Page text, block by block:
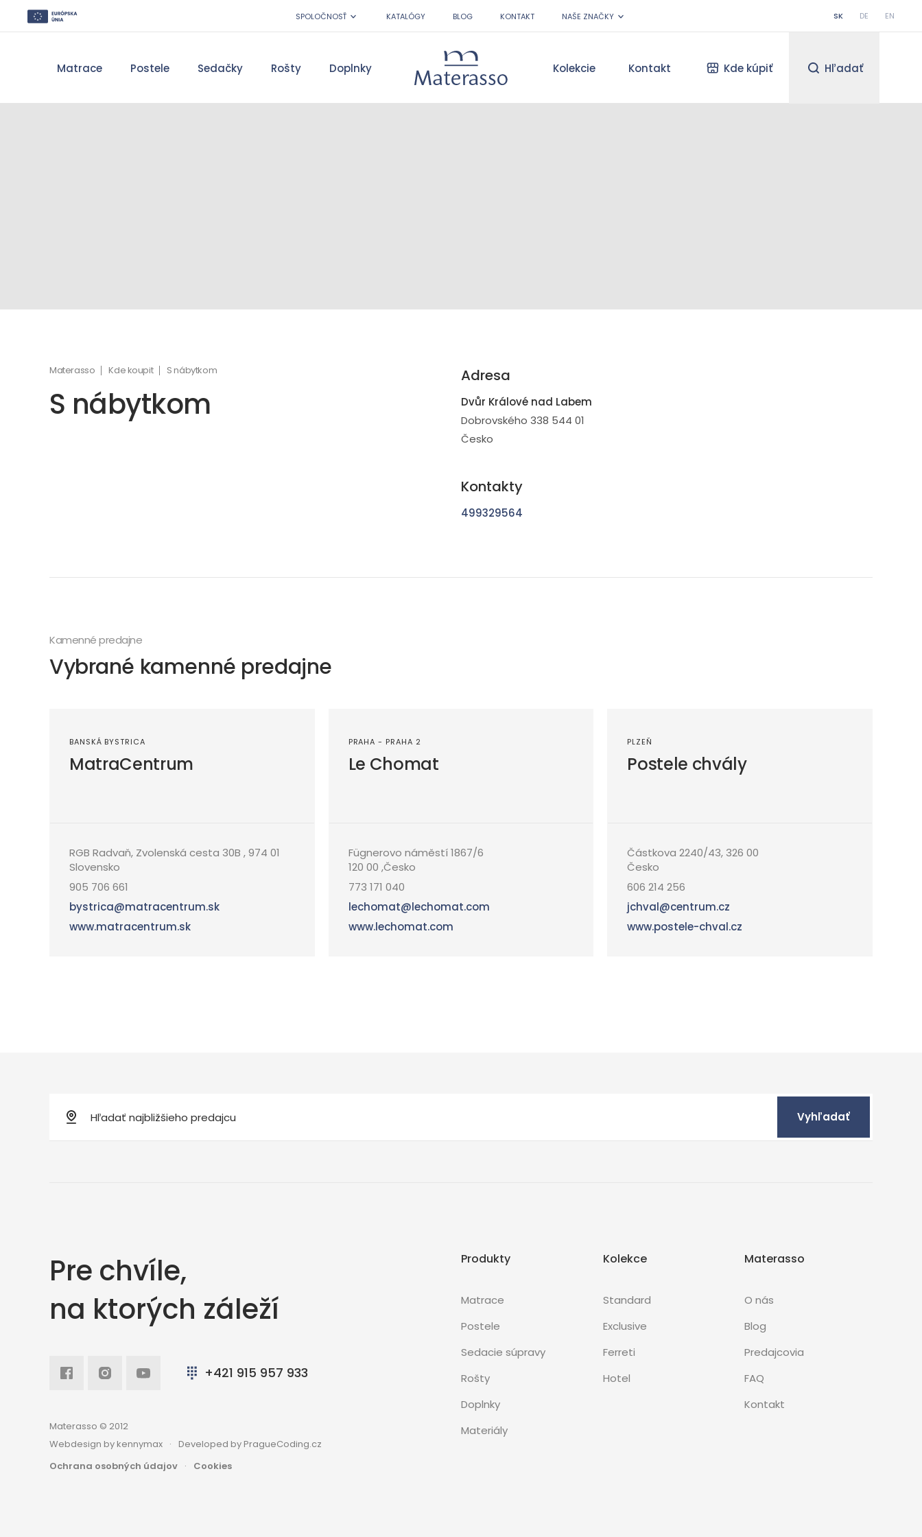
SPOLOČNOSŤ KATALÓGY BLOG KONTAKT NAŠE ZNAČKY SK DE EN
Materasso Kolekcie Kontakt Kde kúpiť Hľadať
Matrace Postele Sedačky Rošty Doplnky
Materasso Kde koupit S nábytkom
S nábytkom
Adresa
Dvůr Králové nad Labem
Dobrovského 338 544 01
Česko
Kontakty
499329564
Kamenné predajne
Vybrané kamenné predajne
BANSKÁ BYSTRICA
MatraCentrum
RGB Radvaň, Zvolenská cesta 30B , 974 01
Slovensko
905 706 661
bystrica@matracentrum.sk
www.matracentrum.sk
PRAHA - PRAHA 2
Le Chomat
Fügnerovo náměstí 1867/6
120 00 ,Česko
773 171 040
lechomat@lechomat.com
www.lechomat.com
PLZEŇ
Postele chvály
Částkova 2240/43, 326 00
Česko
606 214 256
jchval@centrum.cz
www.postele-chval.cz
Vyhľadať
Pre chvíle,
na ktorých záleží
+421 915 957 933
Produkty
Matrace
Postele
Sedacie súpravy
Rošty
Doplnky
Materiály
Kolekce
Standard
Exclusive
Ferreti
Hotel
Materasso
O nás
Blog
Predajcovia
FAQ
Kontakt
Materasso © 2012
Webdesign by kennymax
Developed by PragueCoding.cz
Ochrana osobných údajov
Cookies